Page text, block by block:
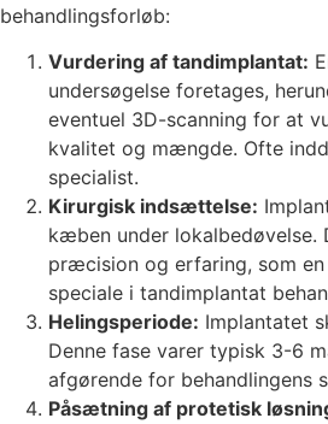
behandlingsforløb:
Vurdering af tandimplantat:
undersøgelse foretages,
eventuel 3D-scanning for at
kvalitet og mængde. Ofte
specialist.
Kirurgisk indsættelse:
kæben under
præcision og erfaring, som
speciale i tandimplantat
Helingsperiode: Implantatet
Denne fase varer typisk 3-6
afgørende for behandlingens
Påsætning af protetisk